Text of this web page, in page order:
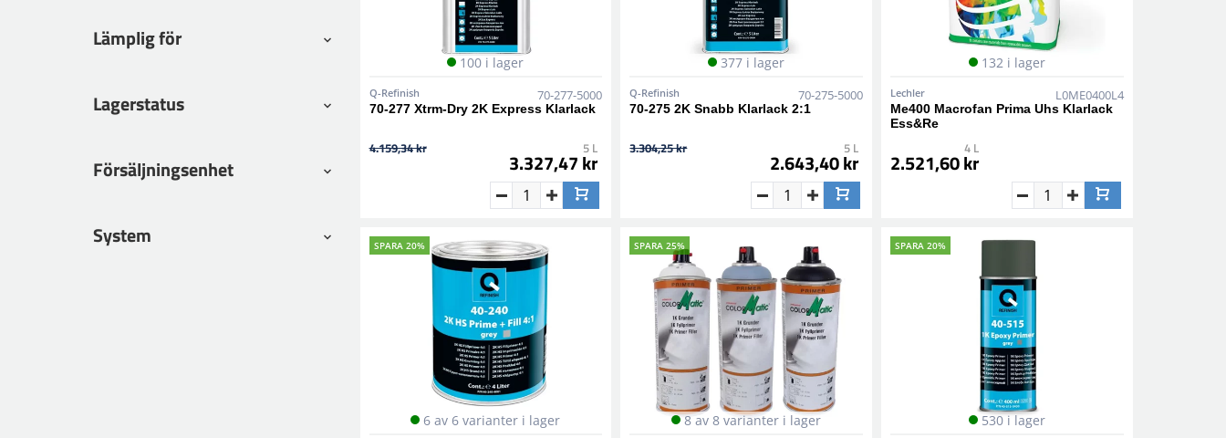
Lämplig för
Lagerstatus
Försäljningsenhet
System
100 i lager
Q-Refinish 70-277-5000
70-277 Xtrm-Dry 2K Express Klarlack
4.159,34 kr 5 L
3.327,47 kr
377 i lager
Q-Refinish 70-275-5000
70-275 2K Snabb Klarlack 2:1
3.304,25 kr 5 L
2.643,40 kr
132 i lager
Lechler L0ME0400L4
Me400 Macrofan Prima Uhs Klarlack
Ess&Re
4 L
2.521,60 kr
SPARA 20%
6 av 6 varianter i lager
SPARA 25%
8 av 8 varianter i lager
SPARA 20%
530 i lager